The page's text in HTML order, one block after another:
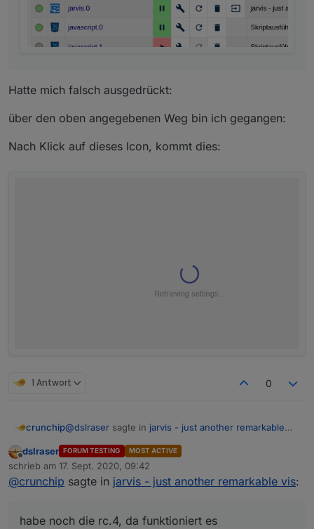
Hatte mich falsch ausgedrückt:
über den oben angegebenen Weg bin ich gegangen:
Nach Klick auf dieses Icon, kommt dies:
1 Antwort 0
crunchip@dslraser sagte in jarvis - just another remarkable
mal die rc.5
Offline
dslraser FORUM TESTING MOST ACTIVE
schrieb am 17. Sept. 2020, 09:42
zuletzt editiert von
@crunchip sagte in jarvis - just another remarkable vis:
habe noch die rc.4, da funktioniert es